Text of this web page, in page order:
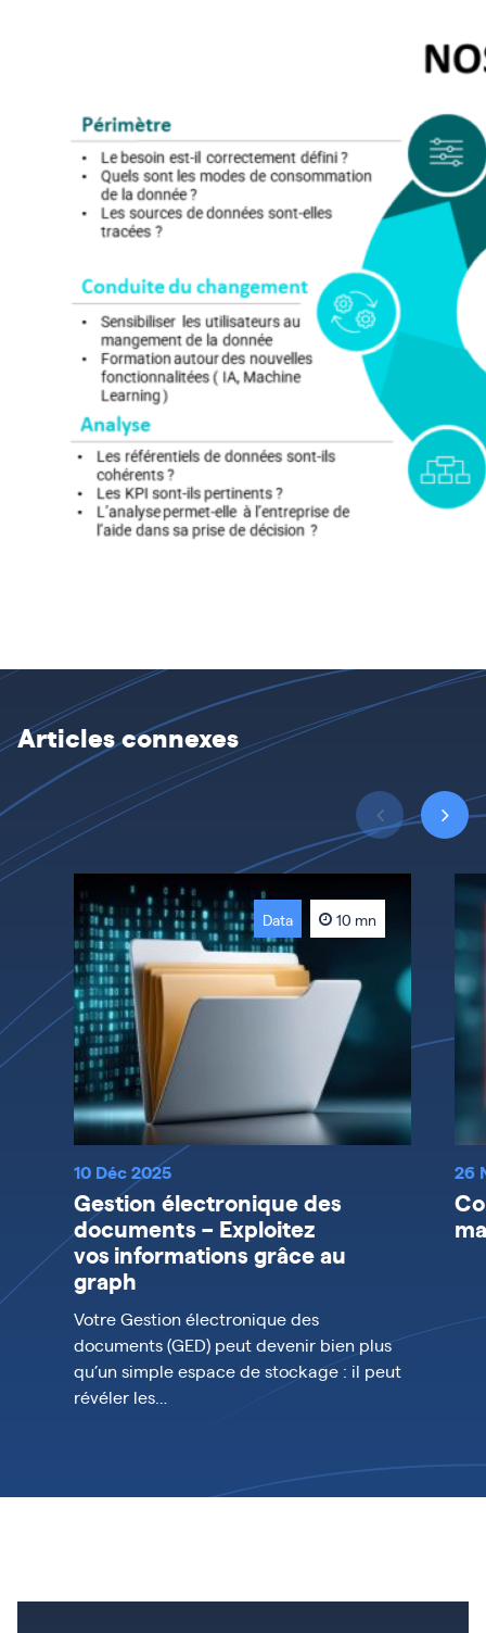
Articles connexes
Data 10 mn
10 Déc 2025
Gestion électronique des
documents – Exploitez
vos informations grâce au
graph
Votre Gestion électronique des
documents (GED) peut devenir bien plus
qu’un simple espace de stockage : il peut
révéler les…
26